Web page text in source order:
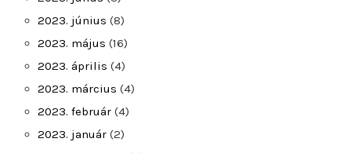
2023. június (8)
2023. május (16)
2023. április (4)
2023. március (4)
2023. február (4)
2023. január (2)